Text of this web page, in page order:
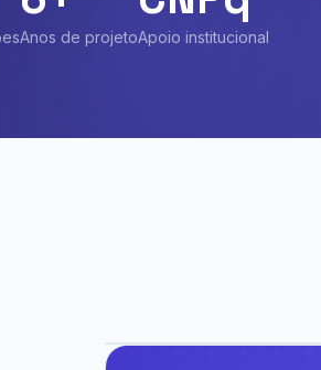
Anos de projetoApoio institucional